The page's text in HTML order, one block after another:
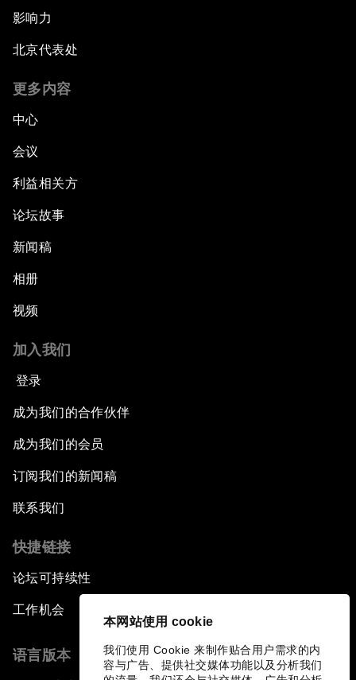
本网站使用 cookie
我们使用 Cookie 来制作贴合用户需求的内
容与广告、提供社交媒体功能以及分析我们
影响力
北京代表处
更多内容
中心
会议
利益相关方
论坛故事
新闻稿
相册
视频
加入我们
登录
成为我们的合作伙伴
成为我们的会员
订阅我们的新闻稿
联系我们
快捷链接
论坛可持续性
工作机会
语言版本